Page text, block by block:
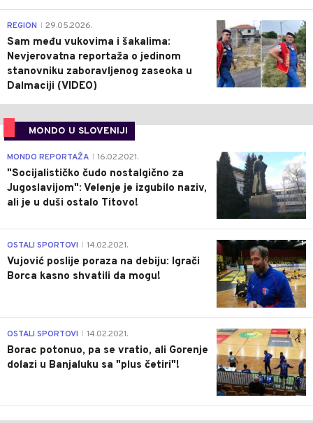
0
REGION 29.05.2026.
Sam među vukovima i šakalima:
Nevjerovatna reportaža o jedinom
stanovniku zaboravljenog zaseoka u
Dalmaciji (VIDEO)
MONDO U SLOVENIJI
4
MONDO REPORTAŽA 16.02.2021.
"Socijalističko čudo nostalgično za
Jugoslavijom": Velenje je izgubilo naziv,
ali je u duši ostalo Titovo!
1
OSTALI SPORTOVI 14.02.2021.
Vujović poslije poraza na debiju: Igrači
Borca kasno shvatili da mogu!
3
OSTALI SPORTOVI 14.02.2021.
Borac potonuo, pa se vratio, ali Gorenje
dolazi u Banjaluku sa "plus četiri"!